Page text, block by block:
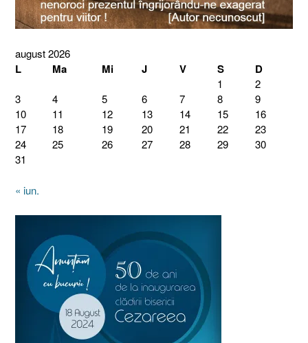
august 2026
L Ma Mi J V S D
1
2
3
4 5 6 7 8
9
10
11 12 13 14 15
16
17
18 19 20 21 22
23
24
25 26 27 28 29
30
31
« iun.